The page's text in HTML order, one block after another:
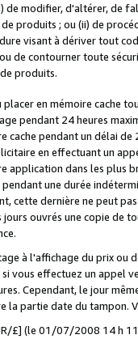
de modifier, d'altérer, de
produits ; ou (ii) de
visant à dériver tout
de contourner toute
produits.
en mémoire cache
pendant 24 heures
cache pendant un délai
en effectuant un
application dans les plus
une durée
cette dernière ne peut
ouvrés une copie de
à l'affichage du prix
vous effectuez un appel
Cependant, le jour
partie date du tampon.
£] (le 01/07/2008 14 h